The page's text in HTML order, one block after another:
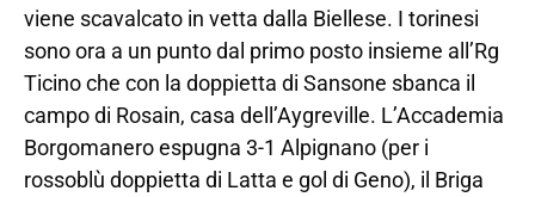
viene scavalcato in vetta dalla Biellese. I torinesi
sono ora a un punto dal primo posto insieme all’Rg
Ticino che con la doppietta di Sansone sbanca il
campo di Rosain, casa dell’Aygreville. L’Accademia
Borgomanero espugna 3-1 Alpignano (per i
rossoblù doppietta di Latta e gol di Geno), il Briga